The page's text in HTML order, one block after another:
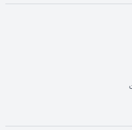
opens in new window